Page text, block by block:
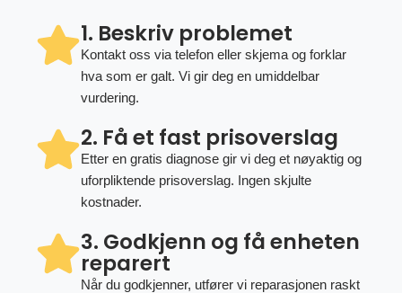
1. Beskriv problemet
Kontakt oss via telefon eller skjema og forklar
hva som er galt. Vi gir deg en umiddelbar
vurdering.
2. Få et fast prisoverslag
Etter en gratis diagnose gir vi deg et nøyaktig og
uforpliktende prisoverslag. Ingen skjulte
kostnader.
3. Godkjenn og få enheten
reparert
Når du godkjenner, utfører vi reparasjonen raskt